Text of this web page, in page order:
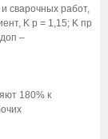
сварочных работ,
K р = 1,15; K пр
–
180% к